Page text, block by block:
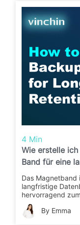
4 Min
Wie erstelle
Band für eine
Das
langfristige
hervorragend
NAS. Folgen Sie
Details von der
Backup eines
By Emma